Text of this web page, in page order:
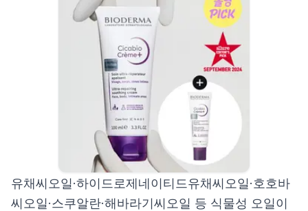
유채씨오일·하이드로제네이티드유채씨오일·호호바
씨오일·스쿠알란·해바라기씨오일 등 식물성 오일이